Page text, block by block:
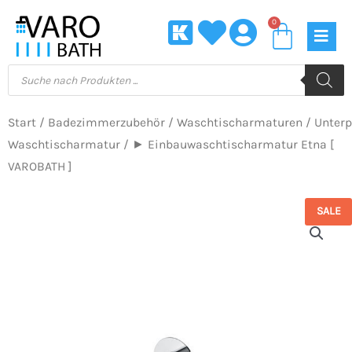
Inhalt
springen
0
Products
search
Start / Badezimmerzubehör / Waschtischarmaturen /
Waschtischarmatur / ► Einbauwaschtischarmatur Etna [
VAROBATH ]
SALE